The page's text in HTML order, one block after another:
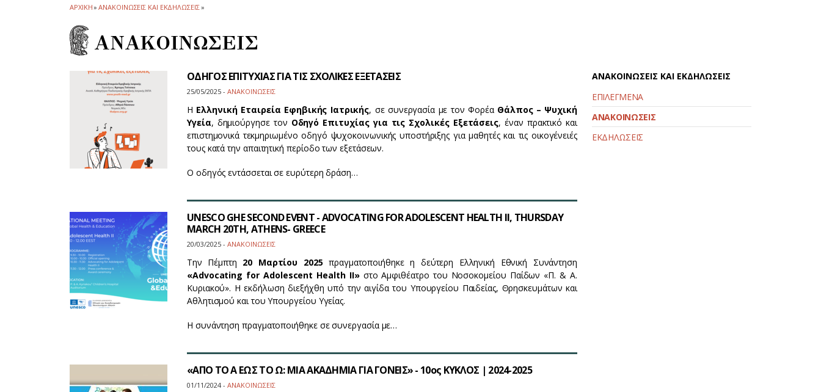
ΑΡΧΙΚΗ» ΑΝΑΚΟΙΝΩΣΕΙΣ ΚΑΙ ΕΚΔΗΛΩΣΕΙΣ»
ΑΝΑΚΟΙΝΩΣΕΙΣ
ΟΔΗΓΟΣ ΕΠΙΤΥΧΙΑΣ ΓΙΑ ΤΙΣ ΣΧΟΛΙΚΕΣ ΕΞΕΤΑΣΕΙΣ
25/05/2025 - ΑΝΑΚΟΙΝΩΣΕΙΣ
Η Ελληνική Εταιρεία Εφηβικής Ιατρικής, σε συνεργασία με τον Φορέα Θάλπος – Ψυχική
Υγεία, δημιούργησε τον Οδηγό Επιτυχίας για τις Σχολικές Εξετάσεις, έναν πρακτικό και
επιστημονικά τεκμηριωμένο οδηγό ψυχοκοινωνικής υποστήριξης για μαθητές και τις οικογένειές
τους κατά την απαιτητική περίοδο των εξετάσεων.
Ο οδηγός εντάσσεται σε ευρύτερη δράση…
UNESCO GHE SECOND EVENT - ADVOCATING FOR ADOLESCENT HEALTH II, THURSDAY
MARCH 20TH, ATHENS- GREECE
20/03/2025 - ΑΝΑΚΟΙΝΩΣΕΙΣ
Την Πέμπτη 20 Μαρτίου 2025πραγματοποιήθηκε η δεύτερη Ελληνική Εθνική Συνάντηση
«Advocating for Adolescent Health II»στο Αμφιθέατρο του Νοσοκομείου Παίδων «Π. & Α.
Κυριακού». Η εκδήλωση διεξήχθη υπό την αιγίδα του Υπουργείου Παιδείας, Θρησκευμάτων και
Αθλητισμού και του Υπουργείου Υγείας.
Η συνάντηση πραγματοποιήθηκε σε συνεργασία με…
«ΑΠΟ ΤΟ Α ΕΩΣ ΤΟ Ω: ΜΙΑ ΑΚΑΔΗΜΙΑ ΓΙΑ ΓΟΝΕΙΣ» - 10ος ΚΥΚΛΟΣ | 2024-2025
01/11/2024 - ΑΝΑΚΟΙΝΩΣΕΙΣ
ΑΝΑΚΟΙΝΩΣΕΙΣ ΚΑΙ ΕΚΔΗΛΩΣΕΙΣ
ΕΠΙΛΕΓΜΕΝΑ
ΑΝΑΚΟΙΝΩΣΕΙΣ
ΕΚΔΗΛΩΣΕΙΣ